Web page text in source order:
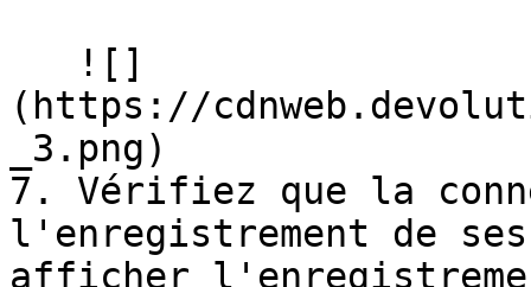
(https://
_3.png)
7. Vérifiez que la
l'enregistrement de
afficher